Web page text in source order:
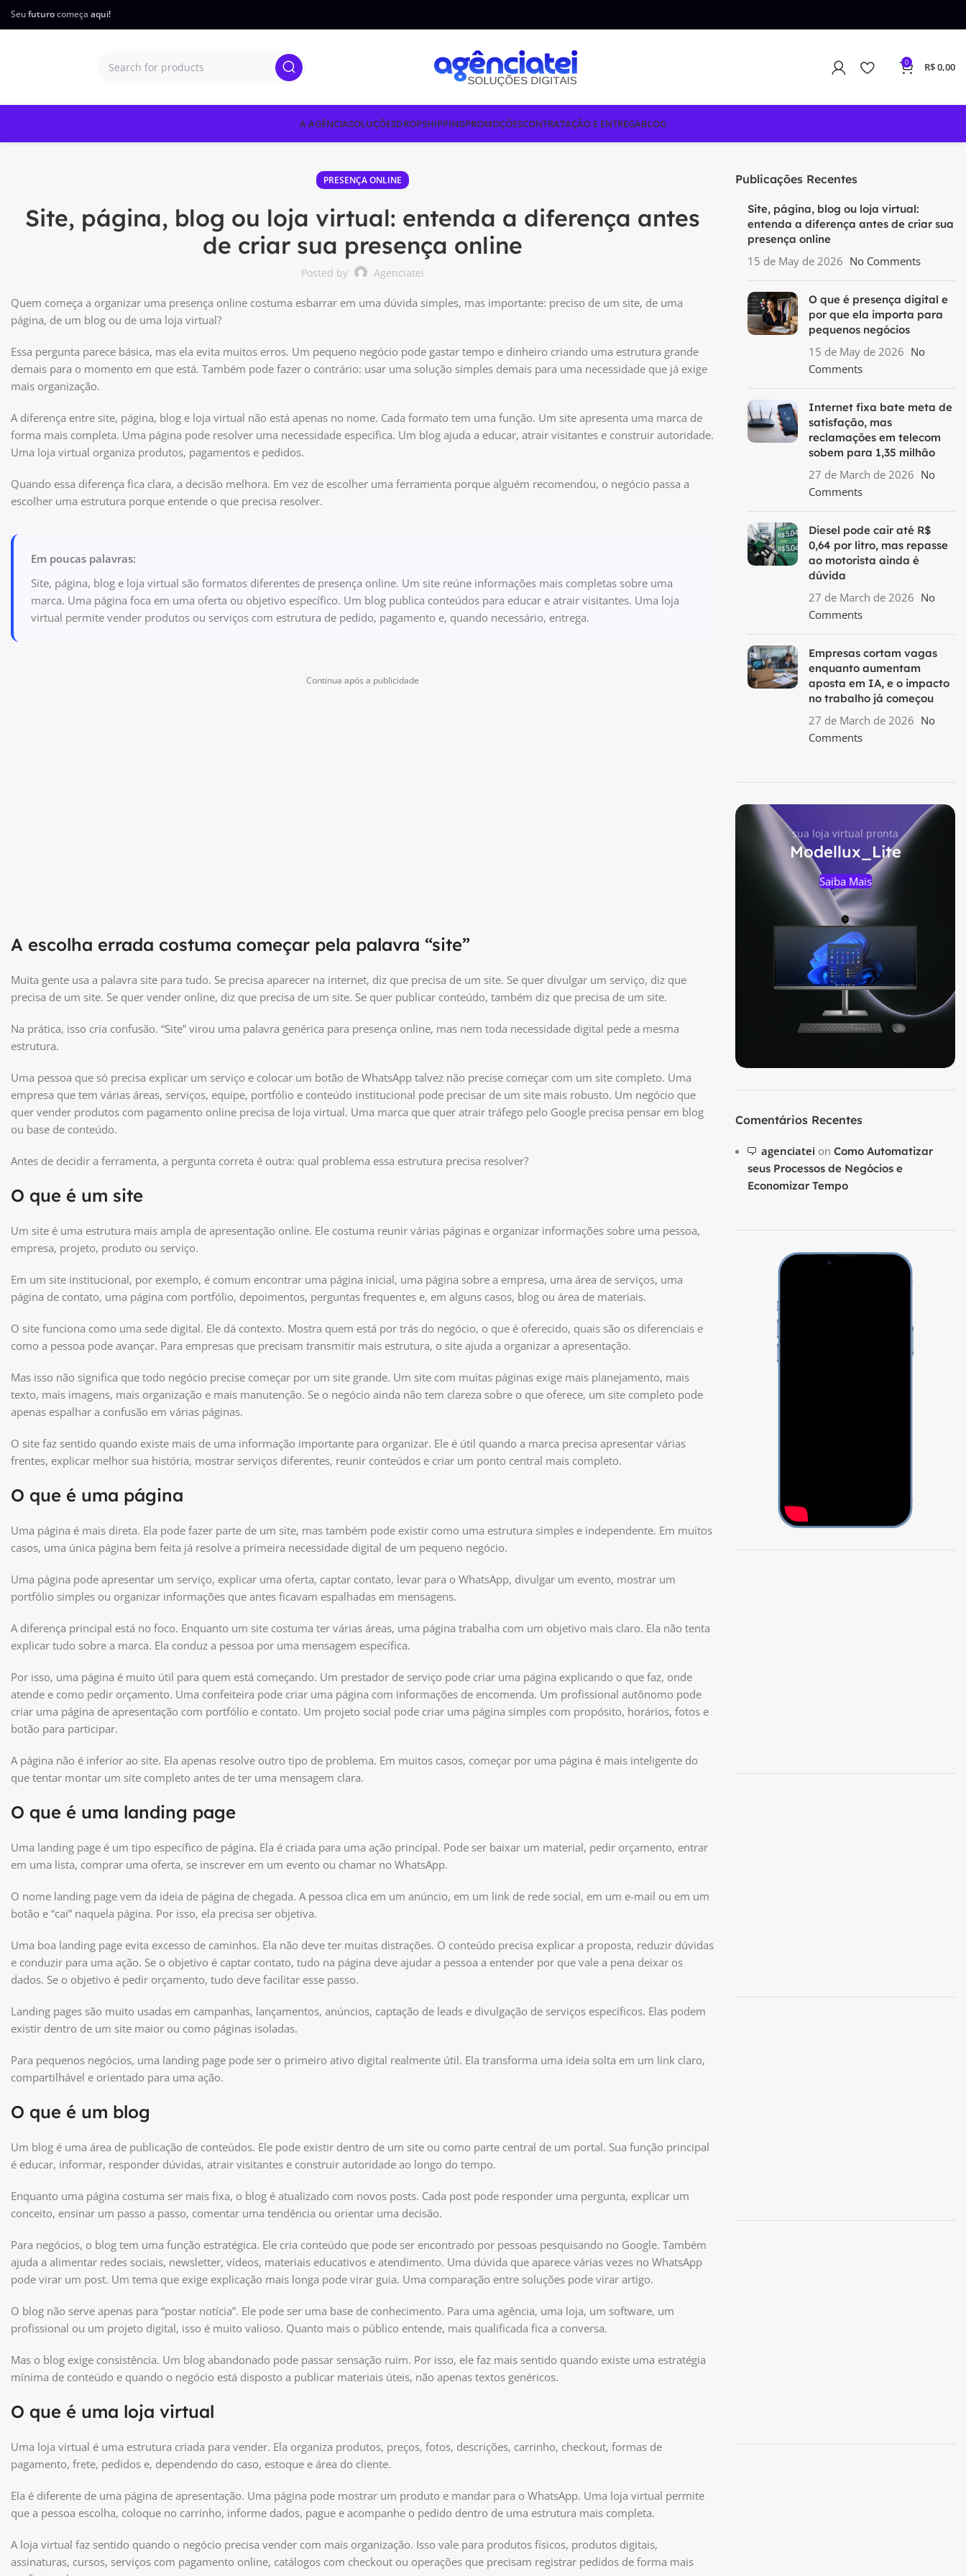
Seufuturocomeça aqui!
0 R$0,00
A AGÊNCIASOLUÇÕESDROPSHIPPINGPROMOÇÕESCONTRATAÇÃO E ENTREGABLOG
PRESENÇA ONLINE
Site, página, blog ou loja virtual: entenda a diferença antes
de criar sua presença online
Posted by Agenciatei
Quem começa a organizar uma presença online costuma esbarrar em uma dúvida simples, mas importante: preciso de um site, de uma
página, de um blog ou de uma loja virtual?
Essa pergunta parece básica, mas ela evita muitos erros. Um pequeno negócio pode gastar tempo e dinheiro criando uma estrutura grande
demais para o momento em que está. Também pode fazer o contrário: usar uma solução simples demais para uma necessidade que já exige
mais organização.
A diferença entre site, página, blog e loja virtual não está apenas no nome. Cada formato tem uma função. Um site apresenta uma marca de
forma mais completa. Uma página pode resolver uma necessidade específica. Um blog ajuda a educar, atrair visitantes e construir autoridade.
Uma loja virtual organiza produtos, pagamentos e pedidos.
Quando essa diferença fica clara, a decisão melhora. Em vez de escolher uma ferramenta porque alguém recomendou, o negócio passa a
escolher uma estrutura porque entende o que precisa resolver.
Em poucas palavras:
Site, página, blog e loja virtual são formatos diferentes de presença online. Um site reúne informações mais completas sobre uma
marca. Uma página foca em uma oferta ou objetivo específico. Um blog publica conteúdos para educar e atrair visitantes. Uma loja
virtual permite vender produtos ou serviços com estrutura de pedido, pagamento e, quando necessário, entrega.
Continua após a publicidade
A escolha errada costuma começar pela palavra “site”
Muita gente usa a palavra site para tudo. Se precisa aparecer na internet, diz que precisa de um site. Se quer divulgar um serviço, diz que
precisa de um site. Se quer vender online, diz que precisa de um site. Se quer publicar conteúdo, também diz que precisa de um site.
Na prática, isso cria confusão. “Site” virou uma palavra genérica para presença online, mas nem toda necessidade digital pede a mesma
estrutura.
Uma pessoa que só precisa explicar um serviço e colocar um botão de WhatsApp talvez não precise começar com um site completo. Uma
empresa que tem várias áreas, serviços, equipe, portfólio e conteúdo institucional pode precisar de um site mais robusto. Um negócio que
quer vender produtos com pagamento online precisa de loja virtual. Uma marca que quer atrair tráfego pelo Google precisa pensar em blog
ou base de conteúdo.
Antes de decidir a ferramenta, a pergunta correta é outra: qual problema essa estrutura precisa resolver?
O que é um site
Um site é uma estrutura mais ampla de apresentação online. Ele costuma reunir várias páginas e organizar informações sobre uma pessoa,
empresa, projeto, produto ou serviço.
Em um site institucional, por exemplo, é comum encontrar uma página inicial, uma página sobre a empresa, uma área de serviços, uma
página de contato, uma página com portfólio, depoimentos, perguntas frequentes e, em alguns casos, blog ou área de materiais.
O site funciona como uma sede digital. Ele dá contexto. Mostra quem está por trás do negócio, o que é oferecido, quais são os diferenciais e
como a pessoa pode avançar. Para empresas que precisam transmitir mais estrutura, o site ajuda a organizar a apresentação.
Mas isso não significa que todo negócio precise começar por um site grande. Um site com muitas páginas exige mais planejamento, mais
texto, mais imagens, mais organização e mais manutenção. Se o negócio ainda não tem clareza sobre o que oferece, um site completo pode
apenas espalhar a confusão em várias páginas.
O site faz sentido quando existe mais de uma informação importante para organizar. Ele é útil quando a marca precisa apresentar várias
frentes, explicar melhor sua história, mostrar serviços diferentes, reunir conteúdos e criar um ponto central mais completo.
O que é uma página
Uma página é mais direta. Ela pode fazer parte de um site, mas também pode existir como uma estrutura simples e independente. Em muitos
casos, uma única página bem feita já resolve a primeira necessidade digital de um pequeno negócio.
Uma página pode apresentar um serviço, explicar uma oferta, captar contato, levar para o WhatsApp, divulgar um evento, mostrar um
portfólio simples ou organizar informações que antes ficavam espalhadas em mensagens.
A diferença principal está no foco. Enquanto um site costuma ter várias áreas, uma página trabalha com um objetivo mais claro. Ela não tenta
explicar tudo sobre a marca. Ela conduz a pessoa por uma mensagem específica.
Por isso, uma página é muito útil para quem está começando. Um prestador de serviço pode criar uma página explicando o que faz, onde
atende e como pedir orçamento. Uma confeiteira pode criar uma página com informações de encomenda. Um profissional autônomo pode
criar uma página de apresentação com portfólio e contato. Um projeto social pode criar uma página simples com propósito, horários, fotos e
botão para participar.
A página não é inferior ao site. Ela apenas resolve outro tipo de problema. Em muitos casos, começar por uma página é mais inteligente do
que tentar montar um site completo antes de ter uma mensagem clara.
O que é uma landing page
Uma landing page é um tipo específico de página. Ela é criada para uma ação principal. Pode ser baixar um material, pedir orçamento, entrar
em uma lista, comprar uma oferta, se inscrever em um evento ou chamar no WhatsApp.
O nome landing page vem da ideia de página de chegada. A pessoa clica em um anúncio, em um link de rede social, em um e-mail ou em um
botão e “cai” naquela página. Por isso, ela precisa ser objetiva.
Uma boa landing page evita excesso de caminhos. Ela não deve ter muitas distrações. O conteúdo precisa explicar a proposta, reduzir dúvidas
e conduzir para uma ação. Se o objetivo é captar contato, tudo na página deve ajudar a pessoa a entender por que vale a pena deixar os
dados. Se o objetivo é pedir orçamento, tudo deve facilitar esse passo.
Landing pages são muito usadas em campanhas, lançamentos, anúncios, captação de leads e divulgação de serviços específicos. Elas podem
existir dentro de um site maior ou como páginas isoladas.
Para pequenos negócios, uma landing page pode ser o primeiro ativo digital realmente útil. Ela transforma uma ideia solta em um link claro,
compartilhável e orientado para uma ação.
O que é um blog
Um blog é uma área de publicação de conteúdos. Ele pode existir dentro de um site ou como parte central de um portal. Sua função principal
é educar, informar, responder dúvidas, atrair visitantes e construir autoridade ao longo do tempo.
Enquanto uma página costuma ser mais fixa, o blog é atualizado com novos posts. Cada post pode responder uma pergunta, explicar um
conceito, ensinar um passo a passo, comentar uma tendência ou orientar uma decisão.
Para negócios, o blog tem uma função estratégica. Ele cria conteúdo que pode ser encontrado por pessoas pesquisando no Google. Também
ajuda a alimentar redes sociais, newsletter, vídeos, materiais educativos e atendimento. Uma dúvida que aparece várias vezes no WhatsApp
pode virar um post. Um tema que exige explicação mais longa pode virar guia. Uma comparação entre soluções pode virar artigo.
O blog não serve apenas para “postar notícia”. Ele pode ser uma base de conhecimento. Para uma agência, uma loja, um software, um
profissional ou um projeto digital, isso é muito valioso. Quanto mais o público entende, mais qualificada fica a conversa.
Mas o blog exige consistência. Um blog abandonado pode passar sensação ruim. Por isso, ele faz mais sentido quando existe uma estratégia
mínima de conteúdo e quando o negócio está disposto a publicar materiais úteis, não apenas textos genéricos.
O que é uma loja virtual
Uma loja virtual é uma estrutura criada para vender. Ela organiza produtos, preços, fotos, descrições, carrinho, checkout, formas de
pagamento, frete, pedidos e, dependendo do caso, estoque e área do cliente.
Ela é diferente de uma página de apresentação. Uma página pode mostrar um produto e mandar para o WhatsApp. Uma loja virtual permite
que a pessoa escolha, coloque no carrinho, informe dados, pague e acompanhe o pedido dentro de uma estrutura mais completa.
A loja virtual faz sentido quando o negócio precisa vender com mais organização. Isso vale para produtos físicos, produtos digitais,
assinaturas, cursos, serviços com pagamento online, catálogos com checkout ou operações que precisam registrar pedidos de forma mais
Publicações Recentes
Site, página, blog ou loja virtual:
entenda a diferença antes de criar sua
presença online
15 de May de 2026 No Comments
O que é presença digital e
por que ela importa para
pequenos negócios
15 de May de 2026 No
Comments
Internet fixa bate meta de
satisfação, mas
reclamações em telecom
sobem para 1,35 milhão
27 de March de 2026 No
Comments
Diesel pode cair até R$
0,64 por litro, mas repasse
ao motorista ainda é
dúvida
27 de March de 2026 No
Comments
Empresas cortam vagas
enquanto aumentam
aposta em IA, e o impacto
no trabalho já começou
27 de March de 2026 No
Comments
sua loja virtual pronta
Modellux_Lite
Saiba Mais
Comentários Recentes
agenciatei on Como Automatizar
seus Processos de Negócios e
Economizar Tempo